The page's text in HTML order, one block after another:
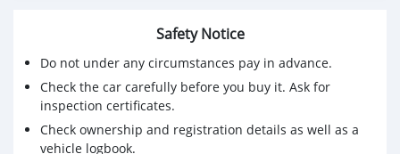
บีบีสมาร์ทคาร์ 5 สาขา มหาชัย
รหัสรถ 5N77 ราคา 589,000 บ. ผ่อนเพียง 10,567 บ.
Brand. : ISUZU Year. : 2020
Engine. : 1900 Type. : ดีเซล
Safety Notice
Do not under any circumstances pay in advance.
Check the car carefully before you buy it. Ask for
inspection certificates.
Check ownership and registration details as well as a
vehicle logbook.